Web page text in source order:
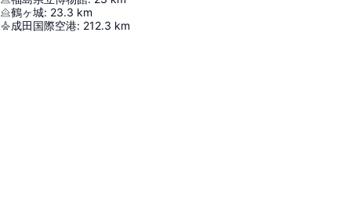
鶴ヶ城: 23.3 km
成田国際空港: 212.3 km